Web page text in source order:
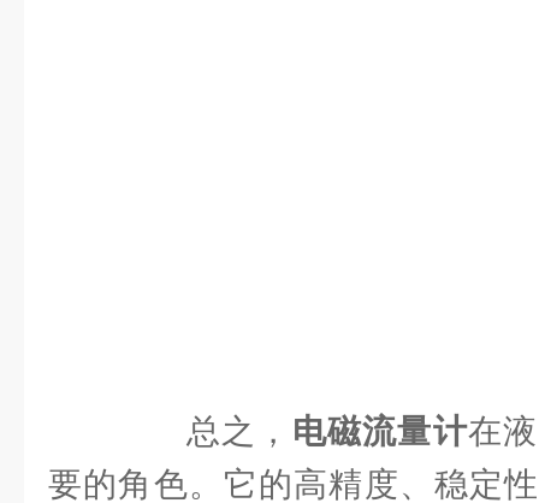
总之， 电磁流量计在
要的角色。它的高精度、稳定